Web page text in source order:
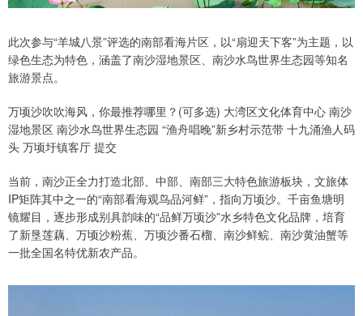
此次参与“羊城八景”评选的南部看海片区，以“扇迎天下客”为主题，以
绿色生态为特色，涵盖了南沙湿地景区、南沙水鸟世界生态园等知名
旅游景点。
万顷沙吹吹海风，你最推荐哪里？(可多选) 大湾区文化体育中心 南沙
湿地景区 南沙水鸟世界生态园 “渔舟唱晚”新乡村示范带 十九涌渔人码
头 万顷圩镇客厅 提交
当前，南沙正全力打造北部、中部、南部三大特色旅游板块，文旅体
IP矩阵其中之一的“南部看海观鸟品河鲜”，指向万顷沙。千亩鱼塘明
镜耀目，逐步形成别具韵味的“品鲜万顷沙”水乡特色文化品牌，培育
了新垦莲藕、万顷沙粉蕉、万顷沙番石榴、南沙鲜鲩、南沙黄油蟹等
一批全国名特优新农产品。